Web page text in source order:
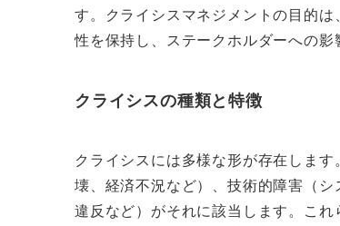
す。クライシスマネジメントの目的
性を保持し、ステークホルダーへの影
クライシスの種類と特徴
クライシスには多様な形が存在しま
壊、経済不況など）、技術的障害（
違反など）がそれに該当します。こ